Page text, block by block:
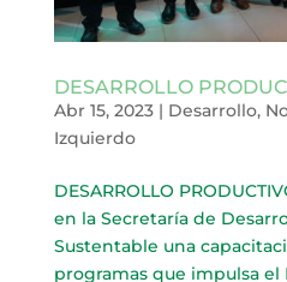
DESARROLLO
Abr 15, 2023| Desarrollo,
Izquierdo
DESARROLLO
en la Secretaría de
Sustentable una
programas que impulsa el